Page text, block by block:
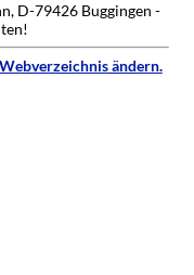
D-79426 Buggingen -
ändern.